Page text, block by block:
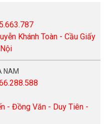
Khánh Toàn - Cầu Giấy
NAM
- Đồng Văn - Duy Tiên -